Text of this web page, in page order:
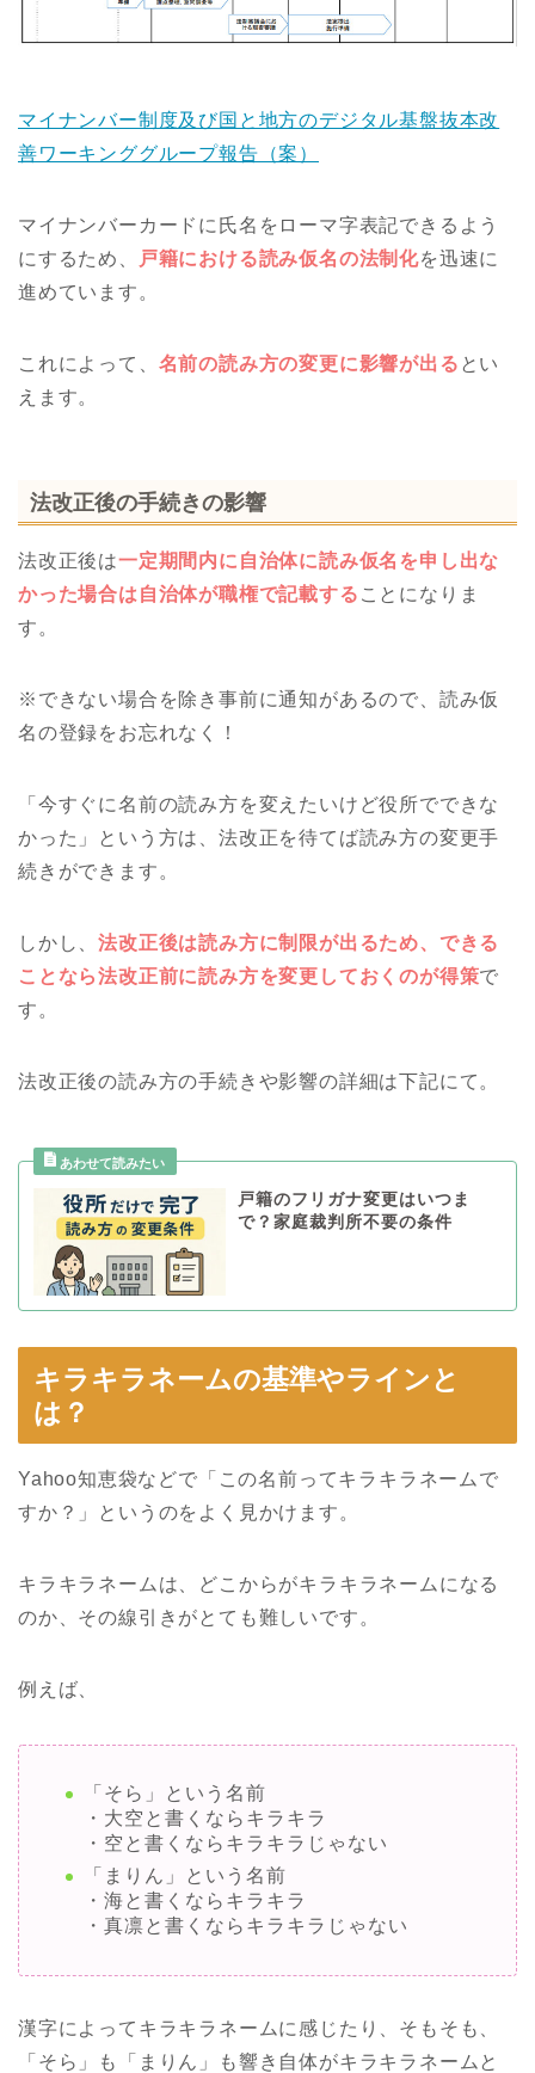
マイナンバー制度及び国と地方のデジタル基盤抜本改
善ワーキンググループ報告（案）
マイナンバーカードに氏名をローマ字表記できるよう
にするため、
戸籍における読み仮名の法制化を迅速に
進めています。
これによって、 名前の読み方の変更に影響が出る とい
えます。
法改正後の手続きの影響
法改正後は一定期間内に自治体に読み仮名を申し出な
かった場合は自治体が職権で記載する ことになりま
す。
※できない場合を除き事前に通知があるので、読み仮
名の登録をお忘れなく！
「今すぐに名前の読み方を変えたいけど役所でできな
かった」という方は、法改正を待てば読み方の変更手
続きができます。
しかし、法改正後は読み方に制限が出るため、できる
ことなら法改正前に読み方を変更しておくのが得策で
す。
法改正後の読み方の手続きや影響の詳細は下記にて。
戸籍のフリガナ変更はいつま
で？家庭裁判所不要の条件
キラキラネームの基準やラインと
は？
Yahoo知恵袋などで「この名前ってキラキラネームで
すか？」というのをよく見かけます。
キラキラネームは、どこからがキラキラネームになる
のか、その線引きがとても難しいです。
例えば、
「そら」という名前
・大空と書くならキラキラ
・空と書くならキラキラじゃない
「まりん」という名前
・海と書くならキラキラ
・真凛と書くならキラキラじゃない
漢字によってキラキラネームに感じたり、そもそも、
「そら」も「まりん」も響き自体がキラキラネームと